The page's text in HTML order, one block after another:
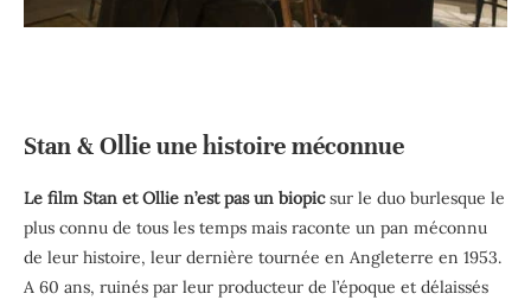
Stan & Ollie une histoire méconnue
Le film Stan et Ollie n’est pas un biopicsur le duo burlesque le
plus connu de tous les temps mais raconte un pan méconnu
de leur histoire, leur dernière tournée en Angleterre en 1953.
A 60 ans, ruinés par leur producteur de l’époque et délaissés